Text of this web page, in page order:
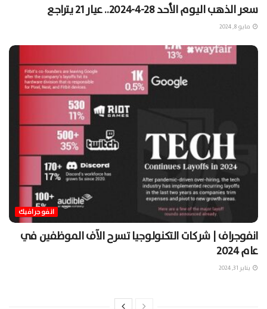
سعر الذهب اليوم الأحد 28-4-2024.. عيار 21 يتراجع
مايو 8, 2024
انفوجرافيك
انفوجراف | شركات التكنولوجيا تسرح الآف الموظفين في
عام 2024
يناير 31, 2024